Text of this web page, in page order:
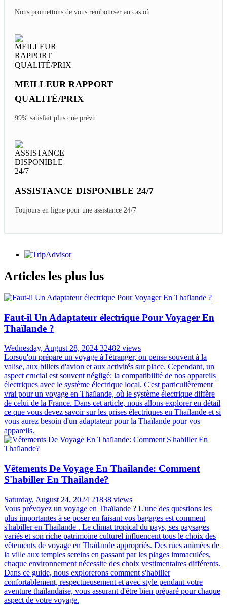
Nous promettons de vous rembourser au cas où
MEILLEUR RAPPORT
QUALITÉ/PRIX
99% satisfait plus que prévu
ASSISTANCE DISPONIBLE 24/7
Toujours en ligne pour une assistance 24/7
Articles les plus lus
Faut-il Un Adaptateur électrique Pour Voyager En
Thaïlande ?
Wednesday, August 28, 2024 32482 views
Lorsqu'on prépare un voyage à l'étranger, on pense souvent à la
valise, aux billets d'avion et aux activités sur place. Cependant, un
aspect crucial est souvent négligé: la compatibilité de nos appareils
électriques avec le système électrique local. C'est particulièrement
vrai pour un voyage en Thaïlande, où le système électrique diffère
de celui de la France. Dans cet article, nous allons explorer en détail
ce que vous devez savoir sur les prises électriques en Thaïlande et si
vous aurez besoin d'un adaptateur pour la Thaïlande pour vos
appareils.
Vêtements De Voyage En Thaïlande: Comment
S'habiller En Thaïlande?
Saturday, August 24, 2024 21838 views
Vous prévoyez un voyage en Thaïlande ? L'une des questions les
plus importantes à se poser en faisant vos bagages est comment
s'habiller en Thaïlande . Le climat tropical du pays, ses paysages
variés et son riche patrimoine culturel influencent tous le choix des
vêtements de voyage en Thaïlande appropriés. Des rues animées de
la ville aux temples sereins en passant par les plages immaculées,
chaque environnement nécessite des choix vestimentaires différents.
Dans ce guide, nous explorerons comment s'habiller
confortablement, respectueusement et avec style pendant votre
aventure thaïlandaise, vous assurant d'être bien préparé pour chaque
aspect de votre voyage.